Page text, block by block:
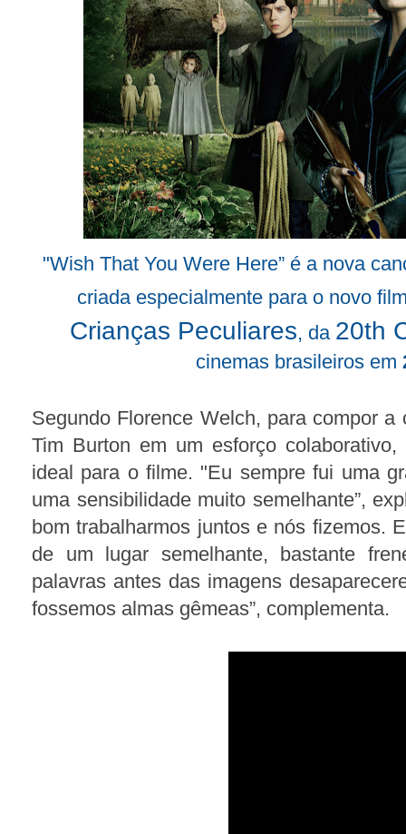
"Wish That You Were Here” é a nova
criada especialmente para o novo
Crianças Peculiares, da 20th
cinemas brasileiros em
Segundo Florence Welch, para compor
Tim Burton em um esforço
ideal para o filme. "Eu sempre fui uma
uma sensibilidade muito semelhante”,
bom trabalharmos juntos e nós fizemos.
de um lugar semelhante, bastante
palavras antes das imagens
fossemos almas gêmeas”, complementa.